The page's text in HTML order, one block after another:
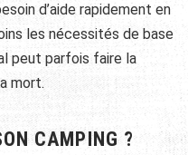
d’aide rapidement en
les nécessités de base
peut parfois faire la
mort.
CAMPING ?